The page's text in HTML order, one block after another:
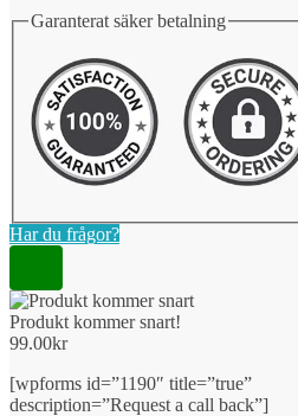
Garanterat säker betalning
Har du frågor?
Produkt kommer snart!
99.00kr
[wpforms id=”1190″ title=”true”
description=”Request a call back”]